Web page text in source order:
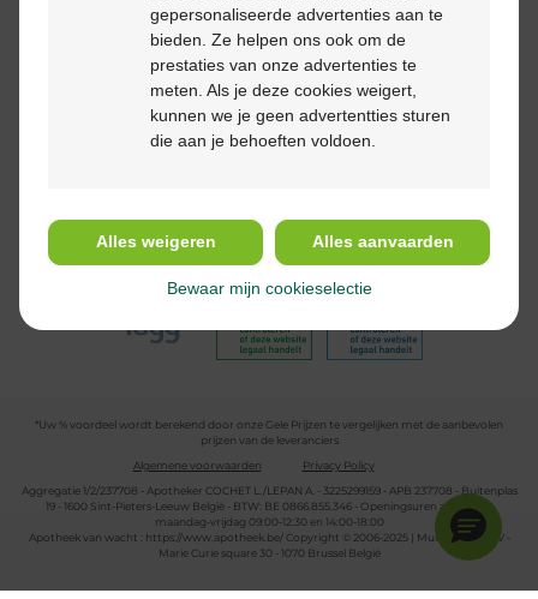
Betaalmethodes
*Uw % voordeel wordt berekend door onze Gele Prijzen te vergelijken met de aanbevolen
prijzen van de leveranciers
Algemene voorwaarden
Privacy Policy
Aggregatie 1/2/237708 - Apotheker COCHET L./LEPAN A. - 3225299159 - APB 237708 - Buitenplas
19 - 1600 Sint-Pieters-Leeuw België - BTW: BE 0866.855.346 - Openingsuren apotheek:
maandag-vrijdag 09:00-12:30 en 14:00-18:00
Apotheek van wacht :
https://www.apotheek.be/Copyright © 2006-2025 | Multipharma CV -
Marie Curie square 30 - 1070 Brussel België
gepersonaliseerde advertenties aan te
bieden. Ze helpen ons ook om de
prestaties van onze advertenties te
meten. Als je deze cookies weigert,
kunnen we je geen advertentties sturen
die aan je behoeften voldoen.
Alles weigeren Alles aanvaarden
Bewaar mijn cookieselectie